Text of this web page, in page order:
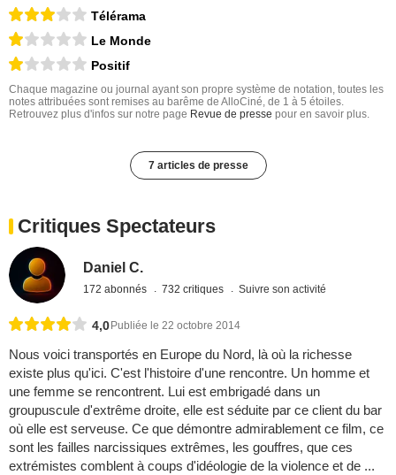
Télérama
Le Monde
Positif
Chaque magazine ou journal ayant son propre système de notation, toutes les
notes attribuées sont remises au barême de AlloCiné, de 1 à 5 étoiles.
Retrouvez plus d'infos sur notre page Revue de presse pour en savoir plus.
7 articles de presse
Critiques Spectateurs
Daniel C.
172 abonnés 732 critiques Suivre son activité
4,0 Publiée le 22 octobre 2014
Nous voici transportés en Europe du Nord, là où la richesse
existe plus qu'ici. C'est l'histoire d'une rencontre. Un homme et
une femme se rencontrent. Lui est embrigadé dans un
groupuscule d'extrême droite, elle est séduite par ce client du bar
où elle est serveuse. Ce que démontre admirablement ce film, ce
sont les failles narcissiques extrêmes, les gouffres, que ces
extrémistes comblent à coups d'idéologie de la violence et de ...